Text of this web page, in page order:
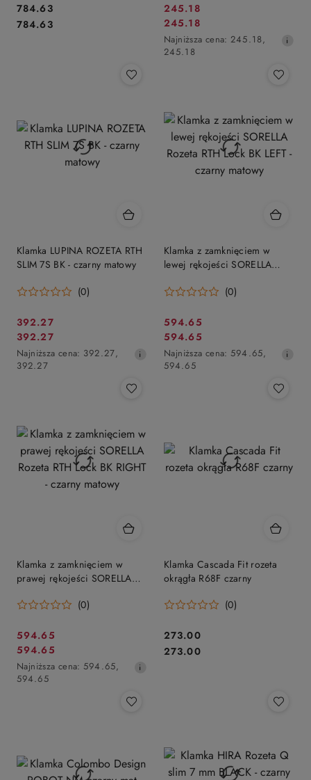
Cena:
784.63
Cena:
784.63
Cena
promocyjna:
245.18
Cena
promocyjna:
245.18
Najniższa
cena
obniżką
Najniższa cena: 245.18,
245.18
Klamka LUPINA ROZETA RTH
SLIM 7S BK - czarny matowy
(0)
Cena
promocyjna:
392.27
Cena
promocyjna:
392.27
Najniższa
cena
obniżką
Najniższa cena: 392.27,
392.27
Klamka z zamknięciem w
lewej rękojeści SORELLA
czarny matowy(0)
Cena
promocyjna:
594.65
Cena
promocyjna:
594.65
Najniższa
cena
Najniższa cena: 594.65,
594.65
Klamka z zamknięciem w
prawej rękojeści SORELLA
czarny matowy(0)
Cena
promocyjna:
594.65
Cena
promocyjna:
594.65
Najniższa
cena
Najniższa cena: 594.65,
594.65
Klamka Cascada Fit rozeta
okrągła R68F czarny
(0)
Cena:
273.00
Cena:
273.00